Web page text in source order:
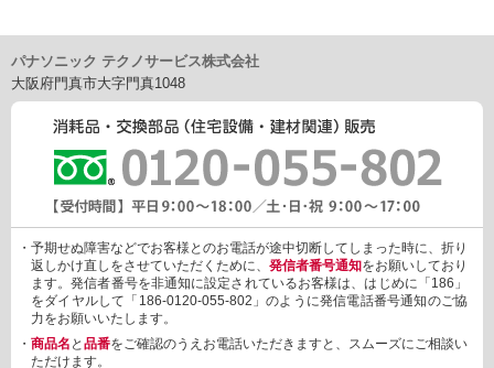
車載関連商品など
（2）ご提供情報の概要
・商品、サービスに関するご提案
・商品サポート、メンテナンスに関するご提案
・キャンペーン、フェアー、イベントに関する情報ご提供
・アンケート、商品モニターに関する情報ご提供など
3. 個人情報の提供
あらかじめご本人様からご了解いただいている場合や法令で認め
られている場合を除き、個人情報を第三者に提供または開示いた
しません。
しかしながら、お客様がクレジットカード決済をご利用される場
合に限り、カード発行会社が行なう不正利用検知・防止「3Dセキ
ュア2.0」のために、お客様が利用するカード発行会社及び、決済
代行会社：GMOペイメントゲートウェイ（第三者）に、下記の情
報を開示し、本人認証を行います。
・金額など、決済に関する情報
パナソニック テクノサービス株式会社
大阪府門真市大字門真1048
・予期せぬ障害などでお客様とのお電話が途中切断してしまった時に、折り
返しかけ直しをさせていただくために、 発信者番号通知をお願いしており
ます。発信者番号を非通知に設定されているお客様は、はじめに「186」
をダイヤルして「186-0120-055-802」のように発信電話番号通知のご協
力をお願いいたします。
・ 商品名 と 品番をご確認のうえお電話いただきますと、スムーズにご相談い
ただけます。